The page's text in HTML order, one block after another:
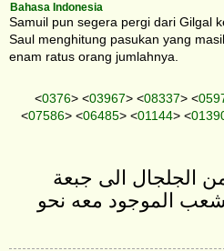
Bahasa Indonesia
Samuil pun segera pergi dari Gilgal
Saul menghitung pasukan yang
enam ratus orang jumlahnya.
<0376> <03967> <08337> <
<07586> <06485> <01144> <
الجلجال الى جبعة
الموجود معه نحو